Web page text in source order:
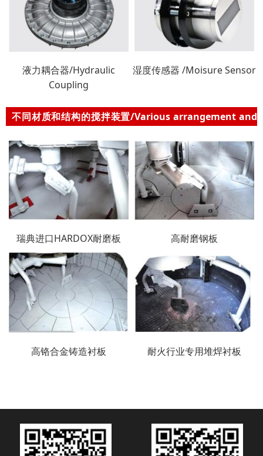
液力耦合器/Hydraulic
Coupling
湿度传感器 /Moisure Sensor
不同材质和结构的搅拌装置/Various arrangement and
瑞典进口HARDOX耐磨板 高耐磨钢板
高铬合金铸造衬板 耐火行业专用堆焊衬板